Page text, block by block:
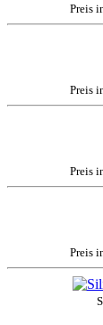
Preis
Preis
Preis
Preis